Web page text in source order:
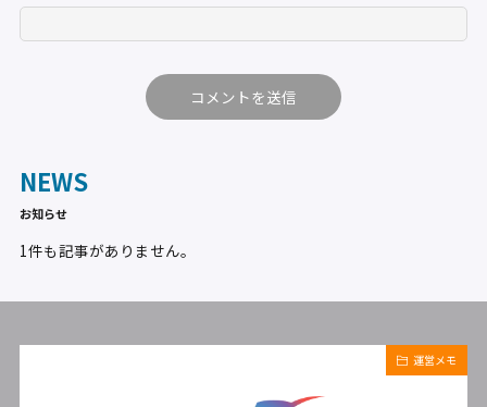
NEWS
お知らせ
1件も記事がありません。
運営メモ